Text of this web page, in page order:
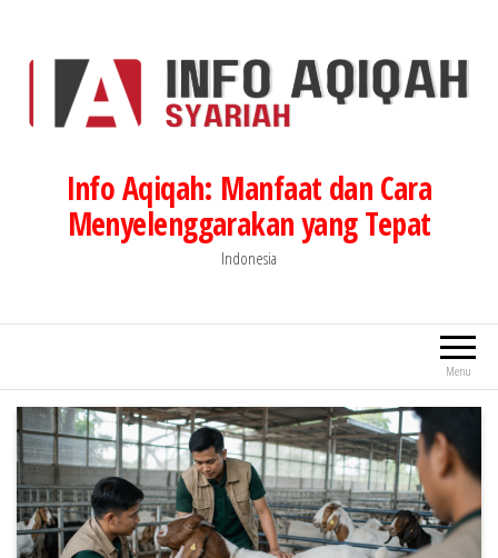
Info Aqiqah: Manfaat dan Cara
Menyelenggarakan yang Tepat
Indonesia
Menu